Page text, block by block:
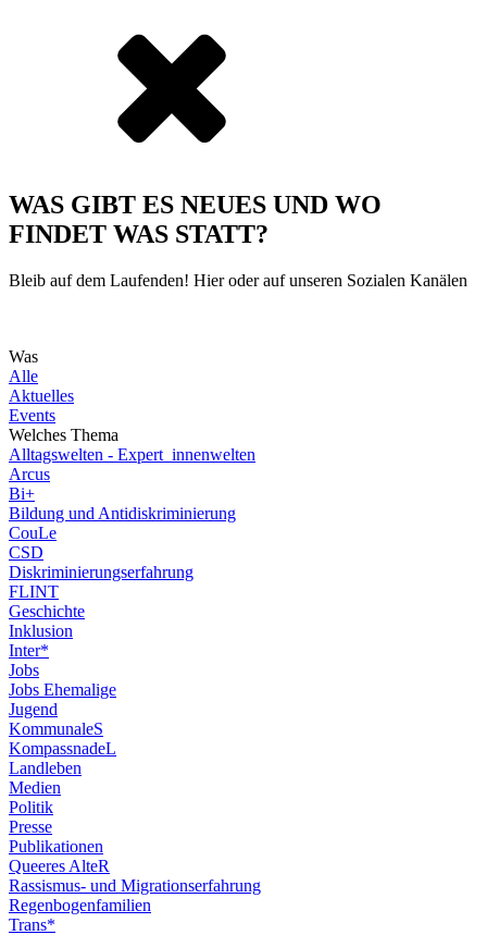
WAS GIBT ES NEUES UND WO
FINDET WAS STATT?
Bleib auf dem Laufenden! Hier oder auf unseren Sozialen Kanälen
Was
Alle
Aktuelles
Events
Welches Thema
Alltagswelten - Expert_innenwelten
Arcus
Bi+
Bildung und Antidiskriminierung
CouLe
CSD
Diskriminierungserfahrung
FLINT
Geschichte
Inklusion
Inter*
Jobs
Jobs Ehemalige
Jugend
KommunaleS
KompassnadeL
Landleben
Medien
Politik
Presse
Publikationen
Queeres AlteR
Rassismus- und Migrationserfahrung
Regenbogenfamilien
Trans*